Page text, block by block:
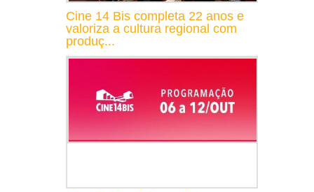
Cine 14 Bis completa 22 anos e
valoriza a cultura regional com
produç...